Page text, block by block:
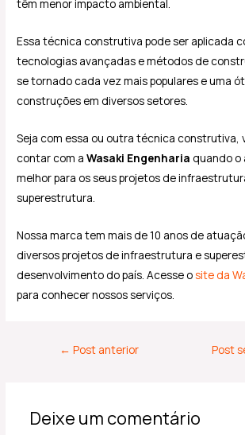
têm menor impacto ambiental.
Essa técnica construtiva pode ser aplicada
tecnologias avançadas e métodos de
se tornado cada vez mais populares e uma
construções em diversos setores.
Seja com essa ou outra técnica construtiva,
contar com aWasaki Engenharia quando
melhor para os seus projetos de
superestrutura.
Nossa marca tem mais de 10 anos de
diversos projetos de infraestrutura e
desenvolvimento do país. Acesse o site da
para conhecer nossos serviços.
← Post anterior Post
Deixe um comentário